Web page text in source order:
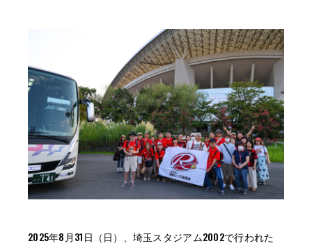
2025年8月31日（日）、埼玉スタジアム2002で行われた